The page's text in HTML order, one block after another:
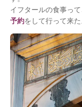
イフタールの食事っ
予約をして行って来